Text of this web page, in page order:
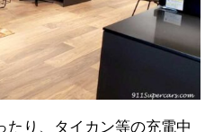
たり、タイカン等の充電中